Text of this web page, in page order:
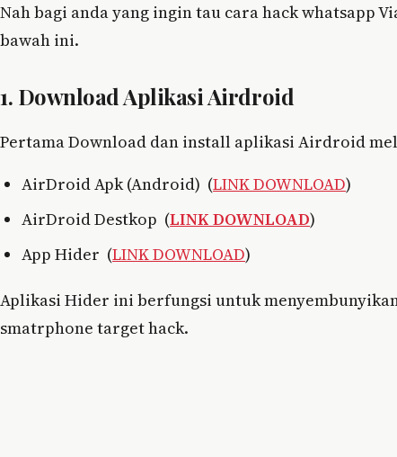
Nah bagi anda yang ingin tau cara hack whatsapp
bawah ini.
1. Download Aplikasi Airdroid
Pertama Download dan install aplikasi Airdroid
AirDroid Apk (Android) (LINK DOWNLOAD)
AirDroid Destkop (LINK DOWNLOAD)
App Hider (LINK DOWNLOAD)
Aplikasi Hider ini berfungsi untuk
smatrphone target hack.